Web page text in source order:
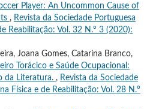
Player: An Uncommon Cause of
, Revista da Sociedade Portuguesa
Reabilitação: Vol. 32 N.º 3 (2020):
Joana Gomes, Catarina Branco,
Torácico e Saúde Ocupacional:
da Literatura. , Revista da Sociedade
Física e de Reabilitação: Vol. 28 N.º